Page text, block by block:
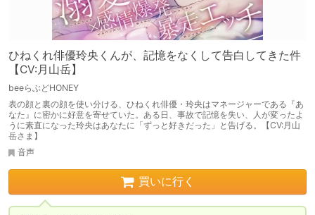
ひねくれ俳優玲央くんが、記憶をなくして告白してきた件
【CV:月山岳】
beeらぶどHONEY
表の顔と裏の顔を使い分ける、ひねくれ俳優・玲央はマネージャーである『あ
なた』に密かに好意を寄せていた。ある日、事故で記憶を失い、人が変ったよ
うに素直になった玲央はあなたに「ずっと好きだった」と告げる。【CV:月山
岳さま】
音声
買いに行く